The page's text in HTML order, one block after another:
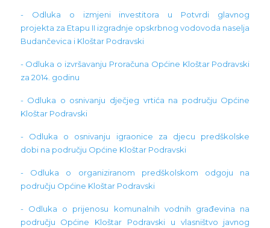
- Odluka o izmjeni investitora u Potvrdi glavnog
projekta za Etapu II izgradnje opskrbnog vodovoda naselja
Budančevica i Kloštar Podravski
- Odluka o izvršavanju Proračuna Općine Kloštar Podravski
za 2014. godinu
- Odluka o osnivanju dječjeg vrtića na području Općine
Kloštar Podravski
- Odluka o osnivanju igraonice za djecu predškolske
dobi na području Općine Kloštar Podravski
- Odluka o organiziranom predškolskom odgoju na
području Općine Kloštar Podravski
- Odluka o prijenosu komunalnih vodnih građevina na
području Općine Kloštar Podravski u vlasništvo javnog